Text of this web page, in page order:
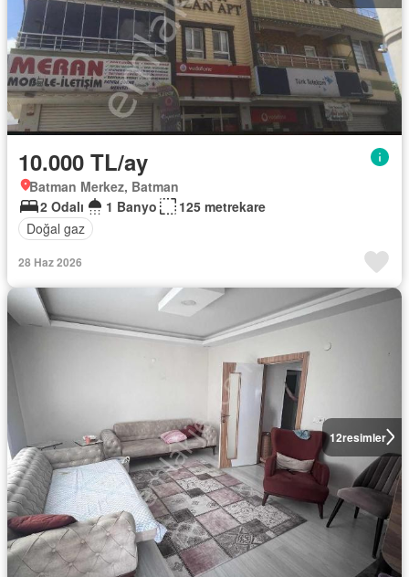
10.000 TL/ay
Batman Merkez, Batman
2 Odalı
1 Banyo
125 metrekare
Doğal gaz
28 Haz 2026
12resimler